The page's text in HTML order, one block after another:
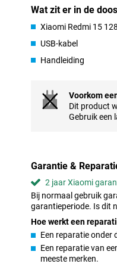
Makkelijk in
luisteren of navigeren
tussen schermen gaat
toestel makkelijk in
Eén van de sterkste
eind van de dag
Toch een keer snel
Met 4G ben je altijd
je twee simkaarten
een extra simkaart
vingerafdrukscanner
uitzien zonder dat je
Modern design
Wat zit er in de
Xiaomi Redmi 15
USB-kabel
Handleiding
Voorkom
Dit product
Gebruik een
Garantie &
2 jaar Xiaomi
Bij normaal gebruik
garantieperiode. Is dit
Hoe werkt een
Een reparatie onder
Een reparatie van
meeste merken.